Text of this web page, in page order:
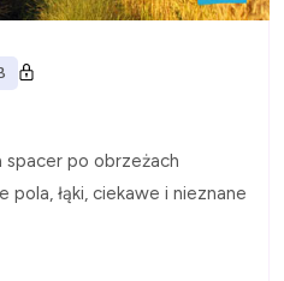
spacer po obrzeżach
pola, łąki, ciekawe i nieznane